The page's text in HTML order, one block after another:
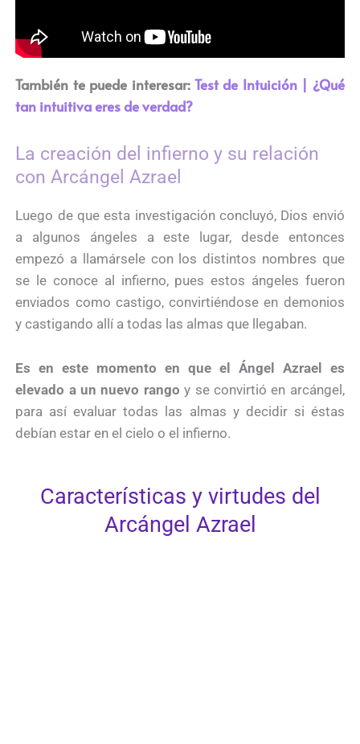
También te puede interesar: Test de Intuición | ¿Qué
tan intuitiva eres de verdad?​
La creación del infierno y su relación
con Arcángel Azrael
Luego de que esta investigación concluyó, Dios envió
a algunos ángeles a este lugar, desde entonces
empezó a llamársele con los distintos nombres que
se le conoce al infierno, pues estos ángeles fueron
enviados como castigo, convirtiéndose en demonios
y castigando allí a todas las almas que llegaban.
Es en este momento en que el Ángel Azrael es
elevado a un nuevo rango y se convirtió en arcángel,
para así evaluar todas las almas y decidir si éstas
debían estar en el cielo o el infierno.
Características y virtudes del
Arcángel Azrael